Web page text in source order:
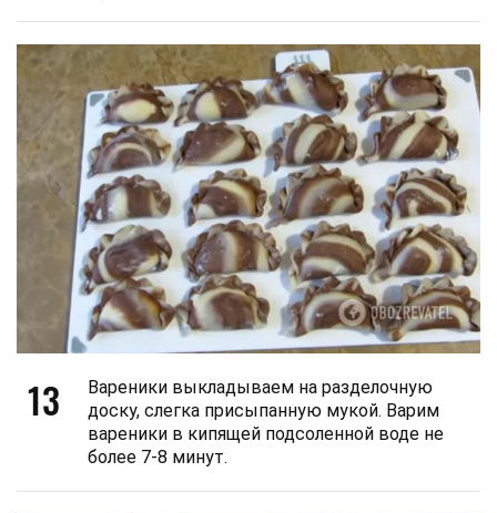
13
Вареники выкладываем на разделочную
доску, слегка присыпанную мукой. Варим
вареники в кипящей подсоленной воде не
более 7-8 минут.